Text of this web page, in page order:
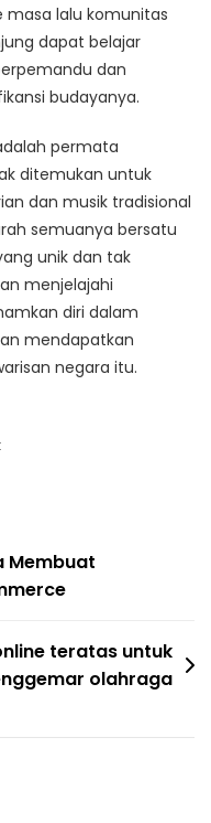
masa lalu komunitas
dapat belajar
dan
budayanya.
permata
ditemukan untuk
dan musik tradisional
semuanya bersatu
unik dan tak
menjelajahi
diri dalam
mendapatkan
negara itu.
Membuat
teratas untuk
olahraga